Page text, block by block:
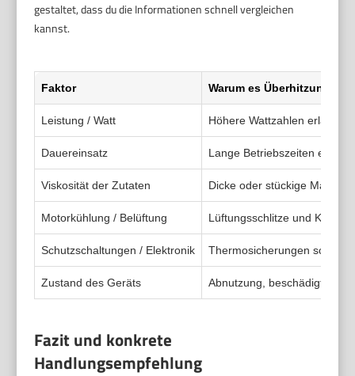
gestaltet, dass du die Informationen schnell vergleichen
kannst.
Faktor Warum es Überhitzung
Leistung / Watt Höhere Wattzahlen
Dauereinsatz Lange Betriebszeiten
Viskosität der Zutaten Dicke oder stückige
Motorkühlung / Belüftung Lüftungsschlitze und
Schutzschaltungen / Elektronik Thermosicherungen
Zustand des Geräts Abnutzung, beschädigte
Fazit und konkrete
Handlungsempfehlung